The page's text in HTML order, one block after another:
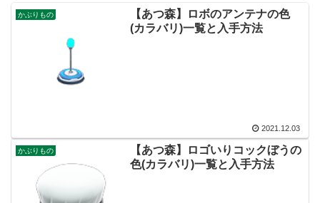
かぶりもの
【あつ森】ロボのアンテナの色
(カラバリ)一覧と入手方法
2021.12.03
かぶりもの
【あつ森】ロゴいりコックぼうの
色(カラバリ)一覧と入手方法